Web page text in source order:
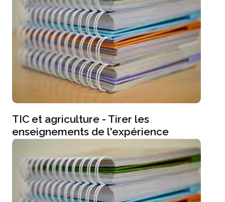
TIC et agriculture - Tirer les
enseignements de l'expérience